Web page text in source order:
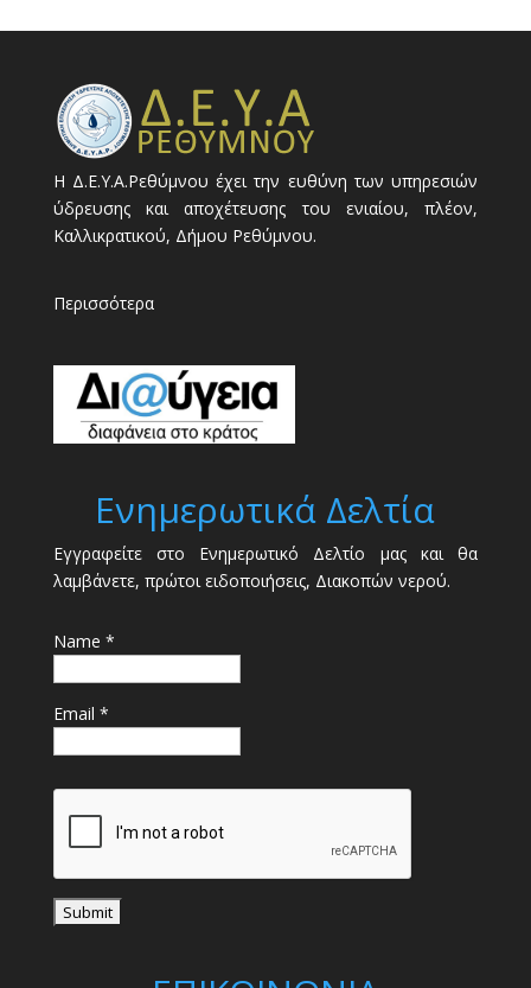
Η Δ.Ε.Υ.Α.Ρεθύμνου έχει την ευθύνη των υπηρεσιών
ύδρευσης και αποχέτευσης του ενιαίου, πλέον,
Καλλικρατικού, Δήμου Ρεθύμνου.
Περισσότερα
Ενημερωτικά Δελτία
Εγγραφείτε στο Ενημερωτικό Δελτίο μας και θα
λαμβάνετε, πρώτοι ειδοποιήσεις, Διακοπών νερού.
Name *
Email *